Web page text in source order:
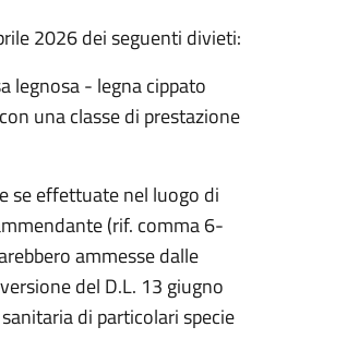
2026 dei seguenti divieti:
legnosa - legna cippato
una classe di prestazione
se effettuate nel luogo di
(rif. comma 6-
ammesse dalle
del D.L. 13 giugno
di particolari specie